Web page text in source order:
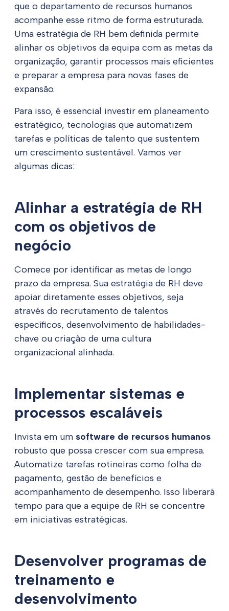
que o departamento de recursos humanos
acompanhe esse ritmo de forma estruturada.
Uma estratégia de RH bem definida permite
alinhar os objetivos da equipa com as metas da
organização, garantir processos mais eficientes
e preparar a empresa para novas fases de
expansão.
Para isso, é essencial investir em planeamento
estratégico, tecnologias que automatizem
tarefas e políticas de talento que sustentem
um crescimento sustentável. Vamos ver
algumas dicas:
Alinhar a estratégia de RH
com os objetivos de
negócio
Comece por identificar as metas de longo
prazo da empresa. Sua estratégia de RH deve
apoiar diretamente esses objetivos, seja
através do recrutamento de talentos
específicos, desenvolvimento de habilidades-
chave ou criação de uma cultura
organizacional alinhada.
Implementar sistemas e
processos escaláveis
Invista em um software de recursos humanos
robusto que possa crescer com sua empresa.
Automatize tarefas rotineiras como folha de
pagamento, gestão de benefícios e
acompanhamento de desempenho. Isso liberará
tempo para que a equipe de RH se concentre
em iniciativas estratégicas.
Desenvolver programas de
treinamento e
desenvolvimento